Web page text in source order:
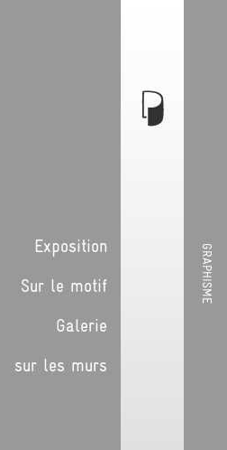
Exposition
Sur le motif
Galerie
sur les murs
GRAPHISME